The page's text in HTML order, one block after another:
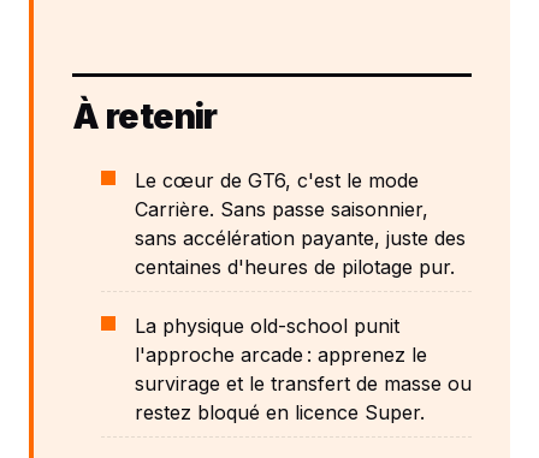
À retenir
Le cœur de GT6, c'est le mode
Carrière. Sans passe saisonnier,
sans accélération payante, juste des
centaines d'heures de pilotage pur.
La physique old-school punit
l'approche arcade : apprenez le
survirage et le transfert de masse ou
restez bloqué en licence Super.